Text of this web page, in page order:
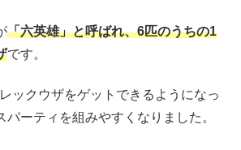
「六英雄」と呼ばれ、6匹のうちの1
です。
ックウザをゲットできるようになっ
パーティを組みやすくなりました。